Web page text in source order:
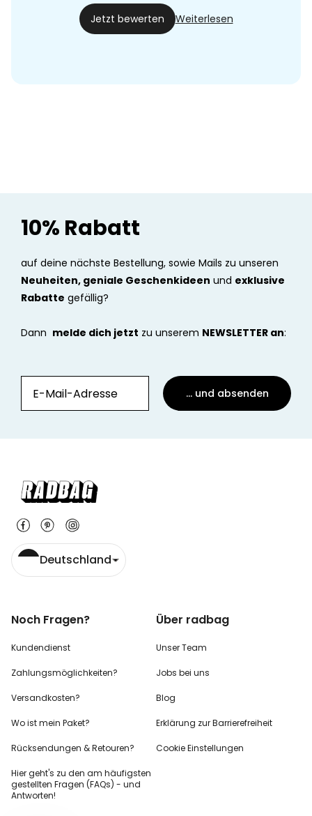
Jetzt bewerten Weiterlesen
10% Rabatt
auf deine nächste Bestellung, sowie Mails zu unseren
Neuheiten, geniale Geschenkideen und exklusive
Rabatte gefällig?
Dann melde dich jetzt zu unserem NEWSLETTER an:
... und absenden
Deutschland
Noch Fragen?
Kundendienst
Zahlungsmöglichkeiten?
Versandkosten?
Wo ist mein Paket?
Rücksendungen & Retouren?
Hier geht's zu den am häufigsten
gestellten Fragen (FAQs) - und
Antworten!
Über radbag
Unser Team
Jobs bei uns
Blog
Erklärung zur Barrierefreiheit
Cookie Einstellungen